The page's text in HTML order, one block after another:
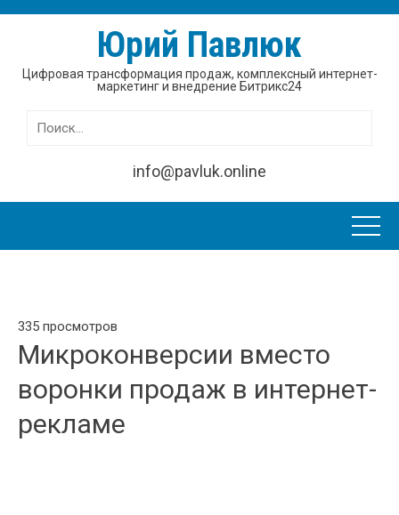
Юрий Павлюк
Цифровая трансформация продаж, комплексный интернет-
маркетинг и внедрение Битрикс24
Найти:
info@pavluk.online
335 просмотров
Микроконверсии вместо
воронки продаж в интернет-
рекламе